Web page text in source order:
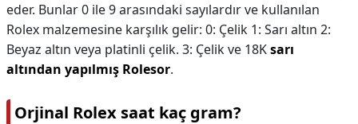
eder. Bunlar 0 ile 9 arasındaki sayılardır ve kullanılan
Rolex malzemesine karşılık gelir: 0: Çelik 1: Sarı altın 2:
Beyaz altın veya platinli çelik. 3: Çelik ve 18Ksarı
altından yapılmış Rolesor.
Orjinal Rolex saat kaç gram?